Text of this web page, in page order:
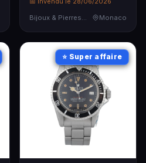
Monaco
⭐ Super affaire